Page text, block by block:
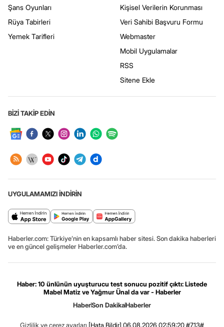
Şans Oyunları
Rüya Tabirleri
Yemek Tarifleri
Kişisel Verilerin Korunması
Veri Sahibi Başvuru Formu
Webmaster
Mobil Uygulamalar
RSS
Sitene Ekle
BİZİ TAKİP EDİN
UYGULAMAMIZI İNDİRİN
Haberler.com: Türkiye’nin en kapsamlı haber sitesi. Son dakika haberleri
ve en güncel gelişmeler Haberler.com’da.
Haber: 10 ünlünün uyuşturucu test sonucu pozitif çıktı: Listede
Mabel Matiz ve Yağmur Ünal da var - Haberler
HaberSon DakikaHaberler
Gizlilik ve çerez ayarları [Hata Bildir] 06.08.2026 02:59:20 #7.13#